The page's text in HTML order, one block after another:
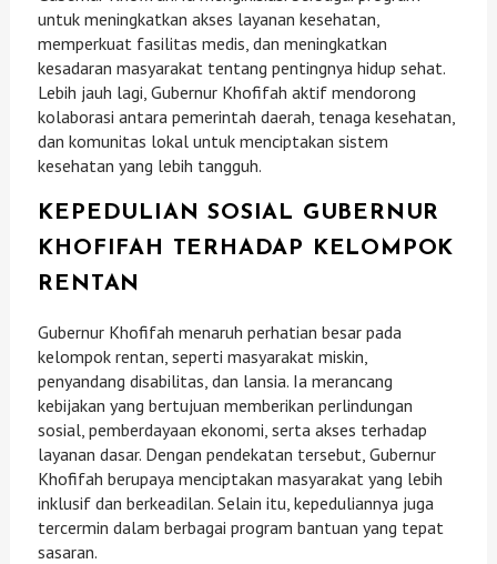
untuk meningkatkan akses layanan kesehatan,
memperkuat fasilitas medis, dan meningkatkan
kesadaran masyarakat tentang pentingnya hidup sehat.
Lebih jauh lagi, Gubernur Khofifah aktif mendorong
kolaborasi antara pemerintah daerah, tenaga kesehatan,
dan komunitas lokal untuk menciptakan sistem
kesehatan yang lebih tangguh.
KEPEDULIAN SOSIAL GUBERNUR
KHOFIFAH TERHADAP KELOMPOK
RENTAN
Gubernur Khofifah menaruh perhatian besar pada
kelompok rentan, seperti masyarakat miskin,
penyandang disabilitas, dan lansia. Ia merancang
kebijakan yang bertujuan memberikan perlindungan
sosial, pemberdayaan ekonomi, serta akses terhadap
layanan dasar. Dengan pendekatan tersebut, Gubernur
Khofifah berupaya menciptakan masyarakat yang lebih
inklusif dan berkeadilan. Selain itu, kepeduliannya juga
tercermin dalam berbagai program bantuan yang tepat
sasaran.